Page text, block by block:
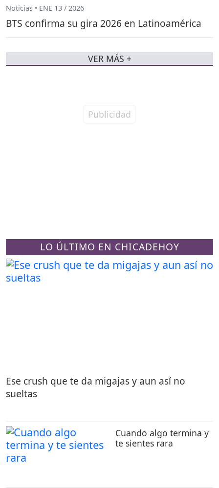
LO ÚLTIMO EN CHICADEHOY
Ese crush que te da migajas y aun así no
sueltas
Cuando algo termina y
te sientes rara
Noticias • ENE 13 / 2026
BTS confirma su gira 2026 en Latinoamérica
VER MÁS +